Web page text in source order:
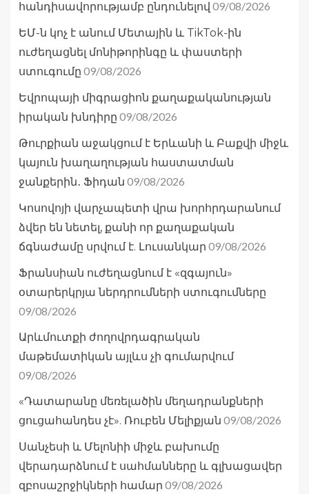
հանդիսավորությամբ ընդունելով 09/08/2026
ԵՄ-ն կոչ է անում Մետային և TikTok-ին
ուժեղացնել մոնիթորինգը և փաստերի
ստուգումը 09/08/2026
Եվրոպայի միգրացիոն քաղաքականության
իրական խնդիրը 09/08/2026
Թուրքիան աջակցում է Երևանի և Բաքվի միջև
կայուն խաղաղության հաստատման
ջանքերին․ Ֆիդան 09/08/2026
Կոսովոյի վարչապետի վրա խորհրդարանում
ձվեր են նետել, քանի որ քաղաքական
ճգնաժամը սրվում է. Լուսանկար 09/08/2026
Ֆրանսիան ուժեղացնում է «զգայուն»
օտարերկրյա ներդրումների ստուգումները
09/08/2026
Արևմուտքի ժողովրդագրական
մաթեմատիկան այլևս չի գումարվում
09/08/2026
«Դատարանը մեռելածին մեղադրանքների
ցուցահանդես չէ». Ռուբեն Մելիքյան 09/08/2026
Սանչեսի և Մելոնիի միջև բախումը
վերադարձնում է սահմանները և գլխացավեր
զբոսաշրջիկների համար 09/08/2026